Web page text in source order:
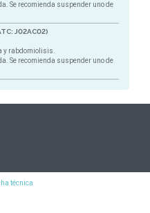
Se recomienda suspender uno de
J02AC02)
y rabdomiolisis.
Se recomienda suspender uno de
técnica